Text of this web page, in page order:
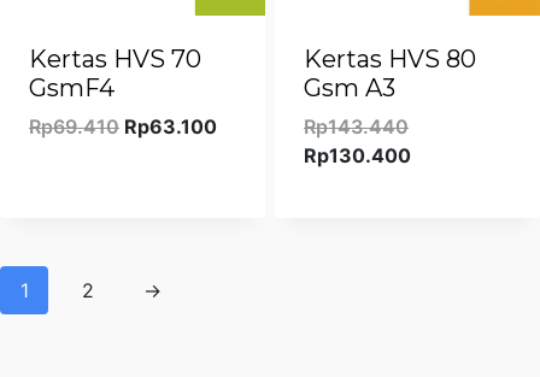
Kertas HVS 70
GsmF4
Rp69.410 Harga
Rp63.100Harga
Kertas HVS 80
Gsm A3
Rp143.440Harga
aslinya
Rp130.400Harga
1
2 →